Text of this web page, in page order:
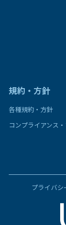
規約・方針
各種規約・方針
コンプライアンス
プライバシ